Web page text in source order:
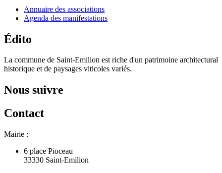
Annuaire des associations
Agenda des manifestations
Édito
La commune de Saint-Emilion est riche d'un patrimoine architectural
historique et de paysages viticoles variés.
Nous suivre
Contact
Mairie :
6 place Pioceau
33330 Saint-Emilion